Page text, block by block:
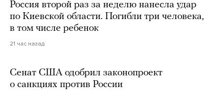
Россия второй раз за неделю нанесла удар
по Киевской области. Погибли три человека,
в том числе ребенок
21 час назад
Сенат США одобрил законопроект
о санкциях против России